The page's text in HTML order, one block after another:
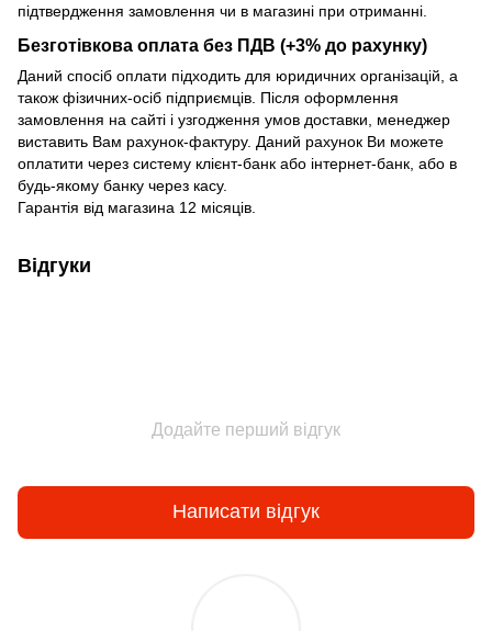
підтвердження замовлення чи в магазині при отриманні.
Безготівкова оплата без ПДВ (+3% до рахунку)
Даний спосіб оплати підходить для юридичних організацій, а
також фізичних-осіб підприємців. Після оформлення
замовлення на сайті і узгодження умов доставки, менеджер
виставить Вам рахунок-фактуру. Даний рахунок Ви можете
оплатити через систему клієнт-банк або інтернет-банк, або в
будь-якому банку через касу.
Гарантія від магазина 12 місяців.
Відгуки
Додайте перший відгук
Написати відгук